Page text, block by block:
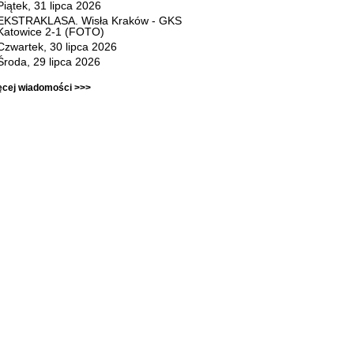
31 lipca 2026
Wisła Kraków - GKS
2-1 (FOTO)
30 lipca 2026
29 lipca 2026
wiadomości >>>